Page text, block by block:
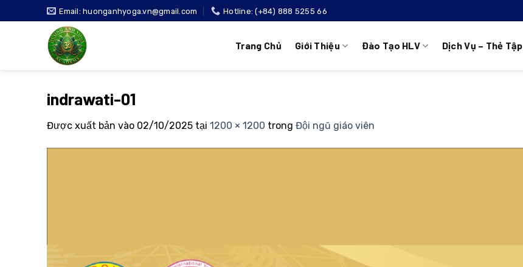
qua
Email: huonganhyoga.vn@gmail.com Hotline: (+84) 888 5255 66
Trang Chủ Giới Thiệu Đào Tạo HLV Dịch Vụ – Thẻ Tập
indrawati-01
Được xuất bản vào 02/10/2025 tại 1200 × 1200 trong Đội ngũ giáo viên